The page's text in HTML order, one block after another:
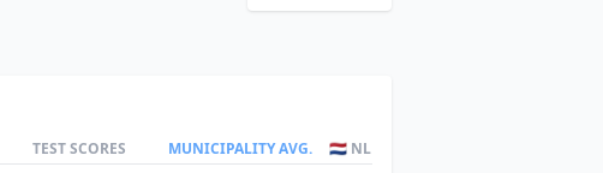
TEST SCORES MUNICIPALITY AVG. 🇳🇱 NL